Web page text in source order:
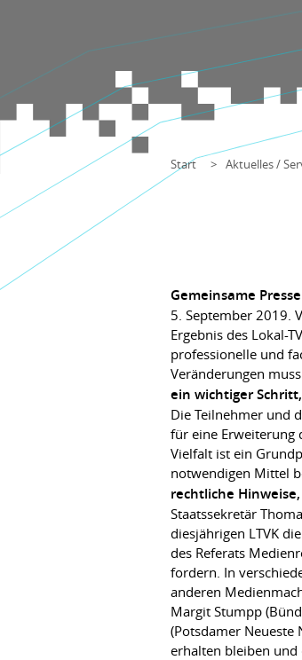
Start Aktuelles /
Gemeinsame
5. September 2019.
Ergebnis des Lokal-
professionelle und
Veränderungen
ein wichtiger
Die Teilnehmer und
für eine Erweiterung
Vielfalt ist ein
notwendigen Mittel
rechtliche
Staatssekretär
diesjährigen LTVK
des Referats
fordern. In
anderen
Margit Stumpp
(Potsdamer
erhalten bleiben und